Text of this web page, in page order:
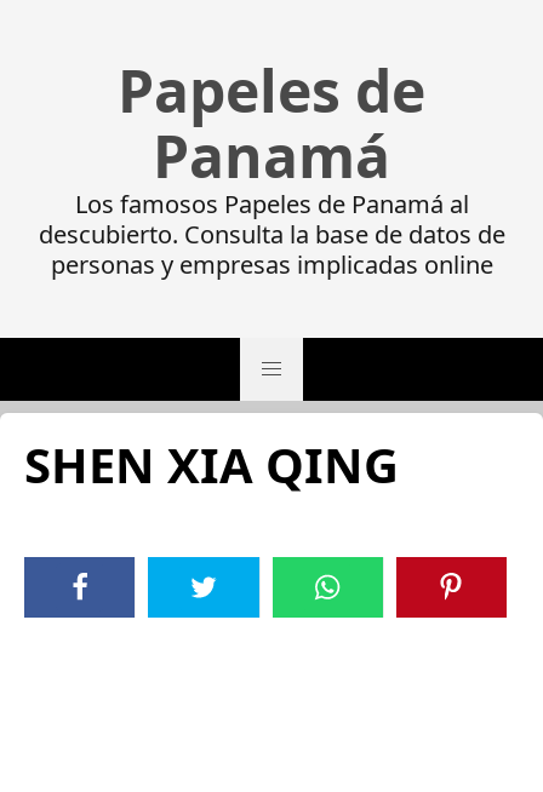
Papeles de
Panamá
Los famosos Papeles de Panamá al
descubierto. Consulta la base de datos de
personas y empresas implicadas online
SHEN XIA QING